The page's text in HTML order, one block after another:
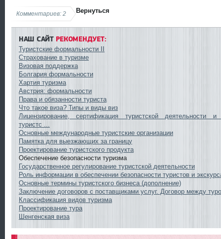
Вернуться
Комментариев: 2
НАШ САЙТРЕКОМЕНДУЕТ:
Туристские формальности II
Страхование в туризме
Визовая поддержка
Болгария формальности
Хартия туризма
Австрия: формальности
Права и обязанности туриста
Что такое виза? Типы и виды виз
Лицензирование, сертификация туристской деятельности и
туристс ...
Основные международные туристские организации
Памятка для выезжающих за границу
Проектирование туристского продукта
Обеспечение безопасности туризма
Государственное регулирование туристской деятельности
Роль информации в обеспечении безопасности туристов и
Основные термины туристского бизнеса (дополнение)
Заключение договоров с поставщиками услуг. Договор между
Классификация видов туризма
Проектирование тура
Шенгенская виза